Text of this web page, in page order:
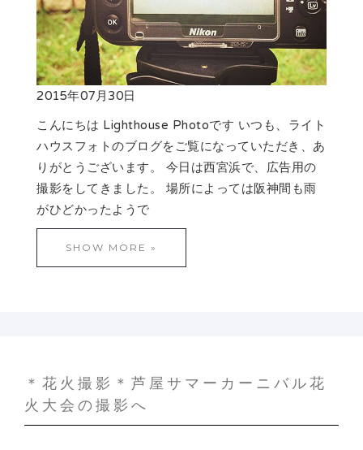
2015年07月30日
こんにちは Lighthouse Photoです いつも、ライト
ハウスフォトのブログをご覧になっていただき、あ
りがとうございます。 今日は西宮浜で、広告用の
撮影をしてきました。 場所によっては阪神間も雨
がひどかったようで
SHOW MORE »
＊花火撮影＊芦屋サマーカーニバル花
火大会の撮影へ